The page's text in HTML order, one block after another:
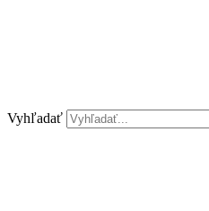
Vyhľadať